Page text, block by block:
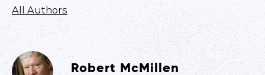
All Authors
Robert McMillen